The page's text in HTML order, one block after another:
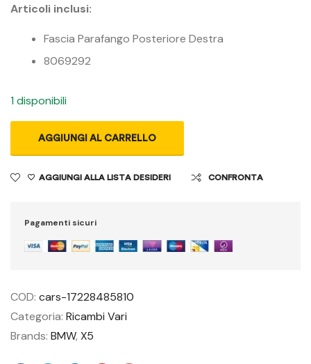
Articoli inclusi:
Fascia Parafango Posteriore Destra
8069292
1 disponibili
AGGIUNGI AL CARRELLO
AGGIUNGI ALLA LISTA DESIDERI CONFRONTA
Pagamenti sicuri
COD: cars-17228485810
Categoria: Ricambi Vari
Brands: BMW, X5